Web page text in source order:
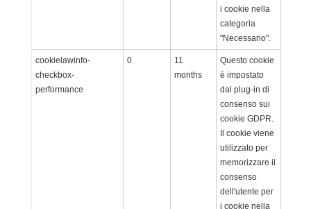
i cookie nella
categoria
"Necessario".
cookielawinfo-
checkbox-
performance
0
11
months
Questo cookie
è impostato
dal plug-in di
consenso sui
cookie GDPR.
Il cookie viene
utilizzato per
memorizzare il
consenso
dell'utente per
i cookie nella